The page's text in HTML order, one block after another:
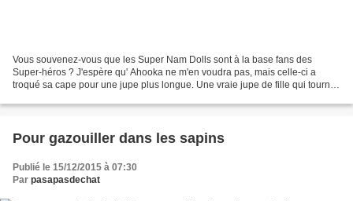
Vous souvenez-vous que les Super Nam Dolls sont à la base fans des
Super-héros ? J'espère qu' Ahooka ne m'en voudra pas, mais celle-ci a
troqué sa cape pour une jupe plus longue. Une vraie jupe de fille qui tourne.
Pour gazouiller dans les sapins
Publié le 15/12/2015 à 07:30
Par pasapasdechat